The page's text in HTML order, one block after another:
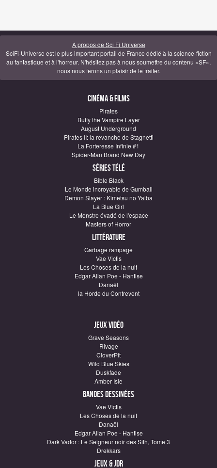
À propos de Sci Fi Universe
SciFi-Universe est le plus important portail de France dédié à la science-fiction
au fantastique et à l'horreur. N'hésitez pas à nous soumettre du contenu «SF»,
nous nous ferons un plaisir de le traiter.
Cinéma & Films
Pirates
Buffy the Vampire Layer
August Underground
Pirates II: la revanche de Stagnetti
La Forteresse Infinie #1
Spider-Man Brand New Day
Séries télé
Bible Black
Le Monde incroyable de Gumball
Demon Slayer : Kimetsu no Yaiba
La Blue Girl
Le Monstre évadé de l'espace
Masters of Horror
Littérature
Garbage rampage
Vae Victis
Les Choses de la nuit
Edgar Allan Poe - Hantise
Danaël
la Horde du Contrevent
Jeux vidéo
Grave Seasons
Rivage
CloverPit
Wild Blue Skies
Duskfade
Amber Isle
Bandes dessinées
Vae Victis
Les Choses de la nuit
Danaël
Edgar Allan Poe - Hantise
Dark Vador : Le Seigneur noir des Sith, Tome 3
Drekkars
Jeux & JDR